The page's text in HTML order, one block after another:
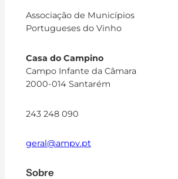
Associação de Municípios
Portugueses do Vinho
Casa do Campino
Campo Infante da Câmara
2000-014 Santarém
243 248 090
geral@ampv.pt
Sobre